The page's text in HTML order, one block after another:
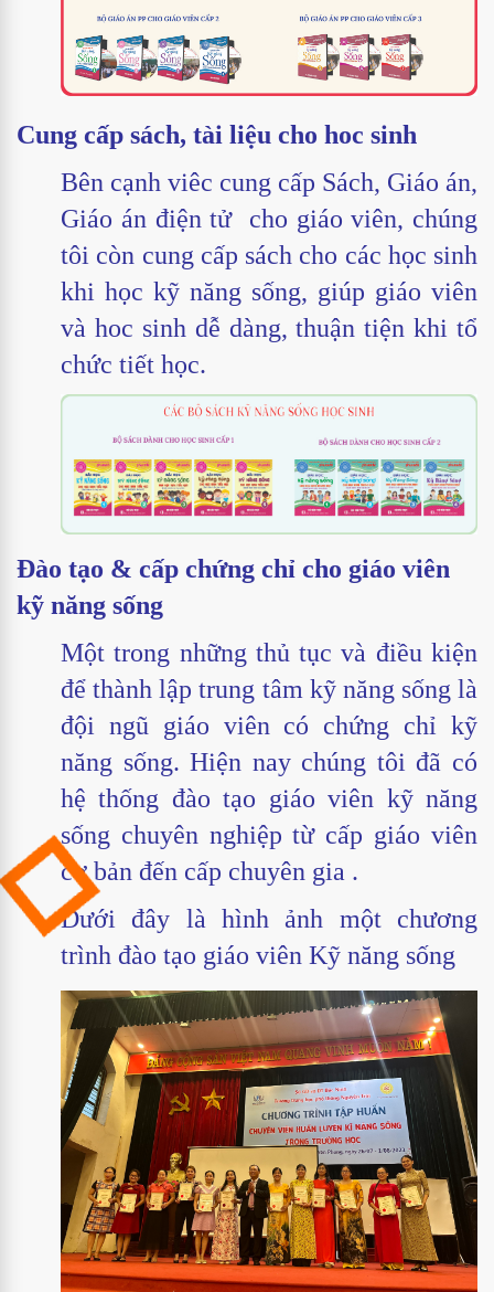
Cung cấp sách, tài liệu cho hoc sinh
Bên cạnh viêc cung cấp Sách, Giáo án,
Giáo án điện tử cho giáo viên, chúng
tôi còn cung cấp sách cho các học sinh
khi học kỹ năng sống, giúp giáo viên
và hoc sinh dễ dàng, thuận tiện khi tổ
chức tiết học.
Đào tạo & cấp chứng chỉ cho giáo viên
kỹ năng sống
Một trong những thủ tục và điều kiện
để thành lập trung tâm kỹ năng sống là
đội ngũ giáo viên có chứng chỉ kỹ
năng sống. Hiện nay chúng tôi đã có
hệ thống đào tạo giáo viên kỹ năng
sống chuyên nghiệp từ cấp giáo viên
cơ bản đến cấp chuyên gia .
Dưới đây là hình ảnh một chương
trình đào tạo giáo viên Kỹ năng sống